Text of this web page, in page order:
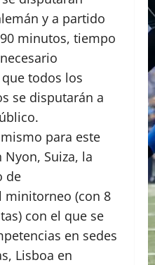
y a partido
minutos, tiempo
todos los
se disputarán a
para este
Suiza, la
de
minitorneo (con 8
con el que se
en sedes
Lisboa en